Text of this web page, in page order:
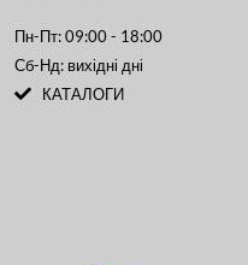
Пн-Пт: 09:00 - 18:00
Сб-Нд: вихідні дні
КАТАЛОГИ